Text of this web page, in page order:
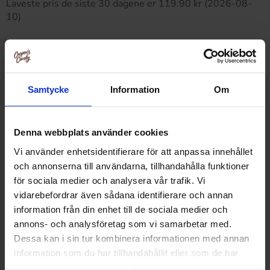
Samtycke Information Om
Denna webbplats använder cookies
Vi använder enhetsidentifierare för att anpassa innehållet
och annonserna till användarna, tillhandahålla funktioner
för sociala medier och analysera vår trafik. Vi
vidarebefordrar även sådana identifierare och annan
information från din enhet till de sociala medier och
annons- och analysföretag som vi samarbetar med.
Dessa kan i sin tur kombinera informationen med annan
information som du har tillhandahållit eller som de har
Laveste pris de siste 30 dagene er 119.90 kr (2026-08-
10)